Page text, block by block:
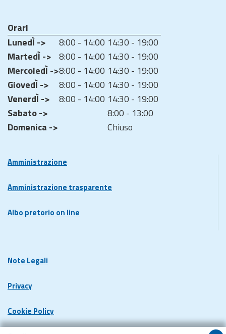
Orari
LunedÌ ->
8:00 - 14:00 14:30 - 19:00
MartedÌ -> 8:00 - 14:00 14:30 - 19:00
MercoledÌ ->8:00 - 14:00 14:30 - 19:00
GiovedÌ ->
8:00 - 14:00 14:30 - 19:00
VenerdÌ ->
8:00 - 14:00 14:30 - 19:00
Sabato ->
8:00 - 13:00
Domenica ->
Chiuso
Amministrazione
Amministrazione trasparente
Albo pretorio on line
Note Legali
Privacy
Cookie Policy